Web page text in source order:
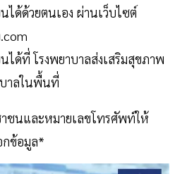
ได้ด้วยตนเอง ผ่านเว็บไซต์
ได้ที่ โรงพยาบาลส่งเสริมสุขภาพ
าลในพื้นที่
ชนและหมายเลขโทรศัพท์ให้
กข้อมูล*